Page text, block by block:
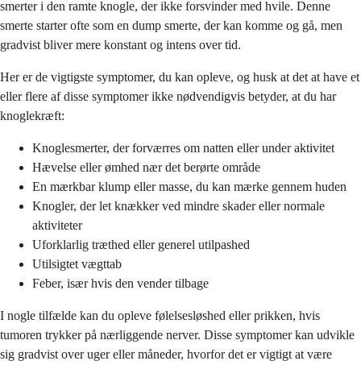
smerter i den ramte knogle, der ikke forsvinder med hvile. Denne
smerte starter ofte som en dump smerte, der kan komme og gå, men
gradvist bliver mere konstant og intens over tid.
Her er de vigtigste symptomer, du kan opleve, og husk at det at have et
eller flere af disse symptomer ikke nødvendigvis betyder, at du har
knoglekræft:
Knoglesmerter, der forværres om natten eller under aktivitet
Hævelse eller ømhed nær det berørte område
En mærkbar klump eller masse, du kan mærke gennem huden
Knogler, der let knækker ved mindre skader eller normale
aktiviteter
Uforklarlig træthed eller generel utilpashed
Utilsigtet vægttab
Feber, især hvis den vender tilbage
I nogle tilfælde kan du opleve følelsesløshed eller prikken, hvis
tumoren trykker på nærliggende nerver. Disse symptomer kan udvikle
sig gradvist over uger eller måneder, hvorfor det er vigtigt at være